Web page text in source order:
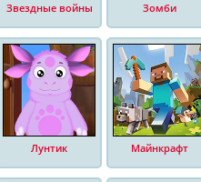
Звездные войны Зомби
Лунтик Майнкрафт